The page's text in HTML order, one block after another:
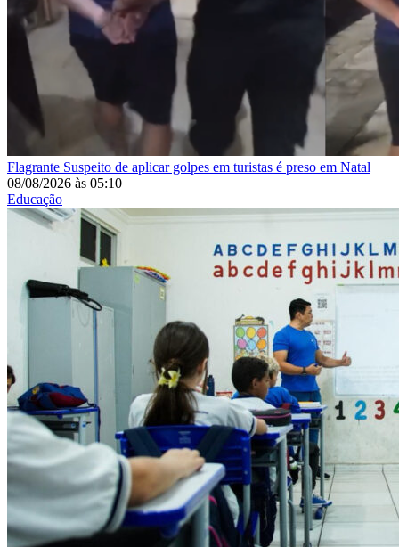
Flagrante Suspeito de aplicar golpes em turistas é preso em Natal
08/08/2026 às 05:10
Educação